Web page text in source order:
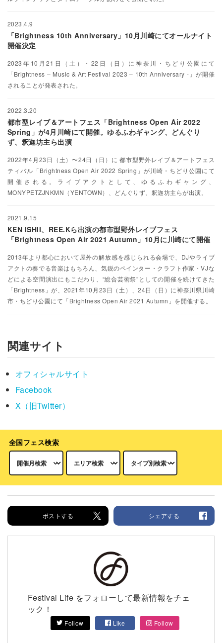
2023.4.9
「Brightness 10th Anniversary」10月川崎にてオールナイト
開催決定
2023年10月21日（土）・22日（日）に神奈川・ちどり公園にて
「Brightness – Music & Art Festival 2023 – 10th Anniversary -」が開催
されることが発表された。
2022.3.20
都市型レイブ＆アートフェス「Brightness Open Air 2022
Spring」が4月川崎にて開催。ゆるふわギャング、どんぐり
ず、釈迦坊主ら出演
2022年4月23日（土）〜24日（日）に 都市型野外レイブ＆アートフェス
ティバル「Brightness Open Air 2022 Spring」が川崎・ちどり公園にて
開催される。ライブアクトとして、ゆるふわギャング、
MONYPETZJNKMN（YENTOWN）、どんぐりず、釈迦坊主らが出演。
2021.9.15
KEN ISHII、REE.Kら出演の都市型野外レイブフェス
「Brightness Open Air 2021 Autumn」10月に川崎にて開催
2013年より都心において屋外の解放感を感じられる会場で、DJやライブ
アクトの奏でる音楽はもちろん、気鋭のペインター・クラフト作家・VJな
どによる空間演出にもこだわり、“総合芸術祭”としての開催を続けてきた
「Brightness」が、2021年10月23日（土）、24日（日）に神奈川県川崎
市・ちどり公園にて「Brightness Open Air 2021 Autumn」を開催する。
関連サイト
オフィシャルサイト
Facebook
X（旧Twitter）
全国フェス検索
ポストする シェアする
Festival Life をフォローして最新情報をチェ
ック！
Follow Like Follow